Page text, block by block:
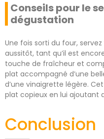
Conseils pour le
dégustation
Une fois sorti du four,
aussitôt, tant qu’il est
touche de fraîcheur et
plat accompagné d’une
d’une vinaigrette légère.
plat copieux en lui ajoutant
Conclusion